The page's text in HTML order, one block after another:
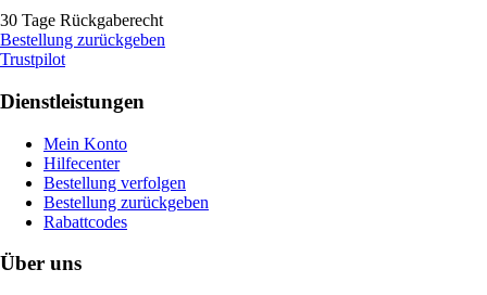
30 Tage Rückgaberecht
Bestellung zurückgeben
Trustpilot
Dienstleistungen
Mein Konto
Hilfecenter
Bestellung verfolgen
Bestellung zurückgeben
Rabattcodes
Über uns